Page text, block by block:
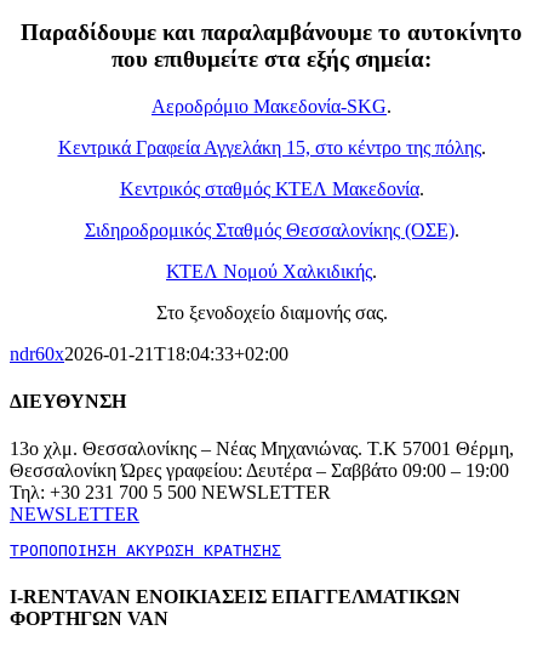
Παραδίδουμε και παραλαμβάνουμε το αυτοκίνητο
που επιθυμείτε στα εξής σημεία:
Αεροδρόμιο Μακεδονία-SKG.
Κεντρικά Γραφεία Αγγελάκη 15, στο κέντρο της πόλης.
Κεντρικός σταθμός ΚΤΕΛ Μακεδονία.
Σιδηροδρομικός Σταθμός Θεσσαλονίκης (ΟΣΕ).
ΚΤΕΛ Νομού Χαλκιδικής.
Στο ξενοδοχείο διαμονής σας.
ndr60x2026-01-21T18:04:33+02:00
ΔΙΕΥΘΥΝΣΗ
13ο χλμ. Θεσσαλονίκης – Νέας Μηχανιώνας. Τ.Κ 57001 Θέρμη,
Θεσσαλονίκη Ώρες γραφείου: Δευτέρα – Σαββάτο 09:00 – 19:00
Τηλ: +30 231 700 5 500 NEWSLETTER
NEWSLETTER
ΤΡΟΠΟΠΟΙΗΣΗ ΑΚΥΡΩΣΗ ΚΡΑΤΗΣΗΣ
I-RENTAVAN ΕΝΟΙΚΙΑΣΕΙΣ ΕΠΑΓΓΕΛΜΑΤΙΚΩΝ
ΦΟΡΤΗΓΩΝ VAN